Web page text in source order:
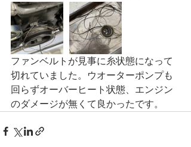
ファンベルトが見事に糸状態になって
切れていました。ウオーターポンプも
回らずオーバーヒート状態、エンジン
のダメージが無くて良かったです。